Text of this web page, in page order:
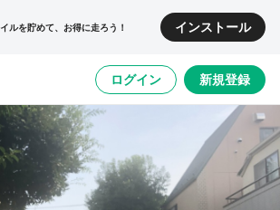
ルを貯めて、お得に走ろう！ インストール
ログイン 新規登録